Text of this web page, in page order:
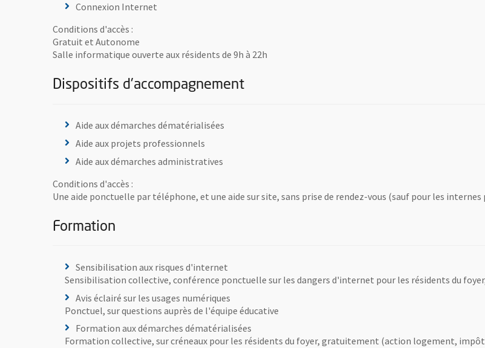
Connexion Internet
Conditions d'accès :
Gratuit et Autonome
Salle informatique ouverte aux résidents de 9h à 22h
Dispositifs d'accompagnement
Aide aux démarches dématérialisées
Aide aux projets professionnels
Aide aux démarches administratives
Conditions d'accès :
Une aide ponctuelle par téléphone, et une aide sur site, sans prise de rendez-vous (sauf pour les
Formation
Sensibilisation aux risques d'internet
Sensibilisation collective, conférence ponctuelle sur les dangers d'internet pour les résidents du
Avis éclairé sur les usages numériques
Ponctuel, sur questions auprès de l'équipe éducative
Formation aux démarches dématérialisées
Formation collective, sur créneaux pour les résidents du foyer, gratuitement (action logement,